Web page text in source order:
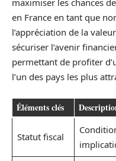
maximiser les chances
en France en tant que
l’appréciation de la
sécuriser l’avenir
permettant de profiter
l’un des pays les plus
Éléments clés
Statut fiscal